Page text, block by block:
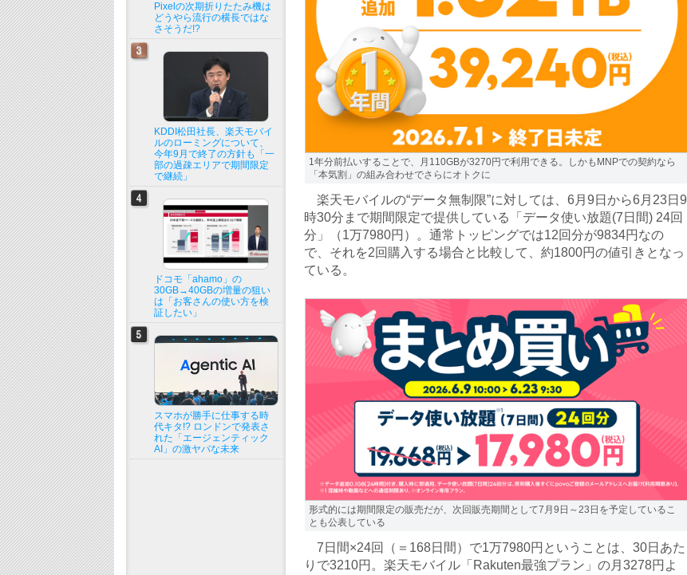
1年分前払いすることで、月110GBが3270円で利用できる。しかもMNPでの契約なら
「本気割」の組み合わせでさらにオトクに
楽天モバイルの“データ無制限”に対しては、6月9日から6月23日9
時30分まで期間限定で提供している「データ使い放題(7日間) 24回
分」（1万7980円）。通常トッピングでは12回分が9834円なの
で、それを2回購入する場合と比較して、約1800円の値引きとなっ
ている。
形式的には期間限定の販売だが、次回販売期間として7月9日～23日を予定しているこ
とも公表している
7日間×24回（＝168日間）で1万7980円ということは、30日あた
りで3210円。楽天モバイル「Rakuten最強プラン」の月3278円よ
Pixelの次期折りたたみ機は
どうやら流行の横長ではな
さそうだ!?
KDDI松田社長、楽天モバイ
ルのローミングについて、
今年9月で終了の方針も「一
部の過疎エリアで期間限定
で継続」
ドコモ「ahamo」の
30GB→40GBの増量の狙い
は「お客さんの使い方を検
証したい」
スマホが勝手に仕事する時
代キタ!? ロンドンで発表さ
れた「エージェンティック
AI」の激ヤバな未来